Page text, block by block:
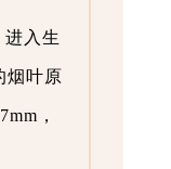
入生
烟叶原
，